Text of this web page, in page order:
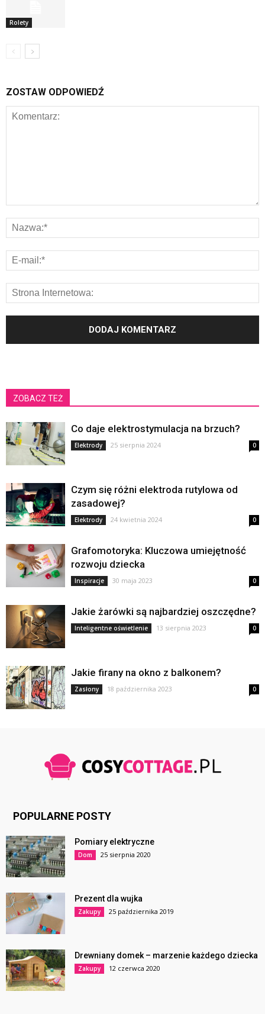
Rolety
ZOSTAW ODPOWIEDŹ
ZOBACZ TEŻ
Co daje elektrostymulacja na brzuch?
Elektrody 25 sierpnia 2024 0
Czym się różni elektroda rutylowa od
zasadowej?
Elektrody 24 kwietnia 2024 0
Grafomotoryka: Kluczowa umiejętność
rozwoju dziecka
Inspiracje 30 maja 2023 0
Jakie żarówki są najbardziej oszczędne?
Inteligentne oświetlenie 13 sierpnia 2023 0
Jakie firany na okno z balkonem?
Zasłony 18 października 2023 0
POPULARNE POSTY
Pomiary elektryczne
Dom 25 sierpnia 2020
Prezent dla wujka
Zakupy 25 października 2019
Drewniany domek – marzenie każdego dziecka
Zakupy 12 czerwca 2020